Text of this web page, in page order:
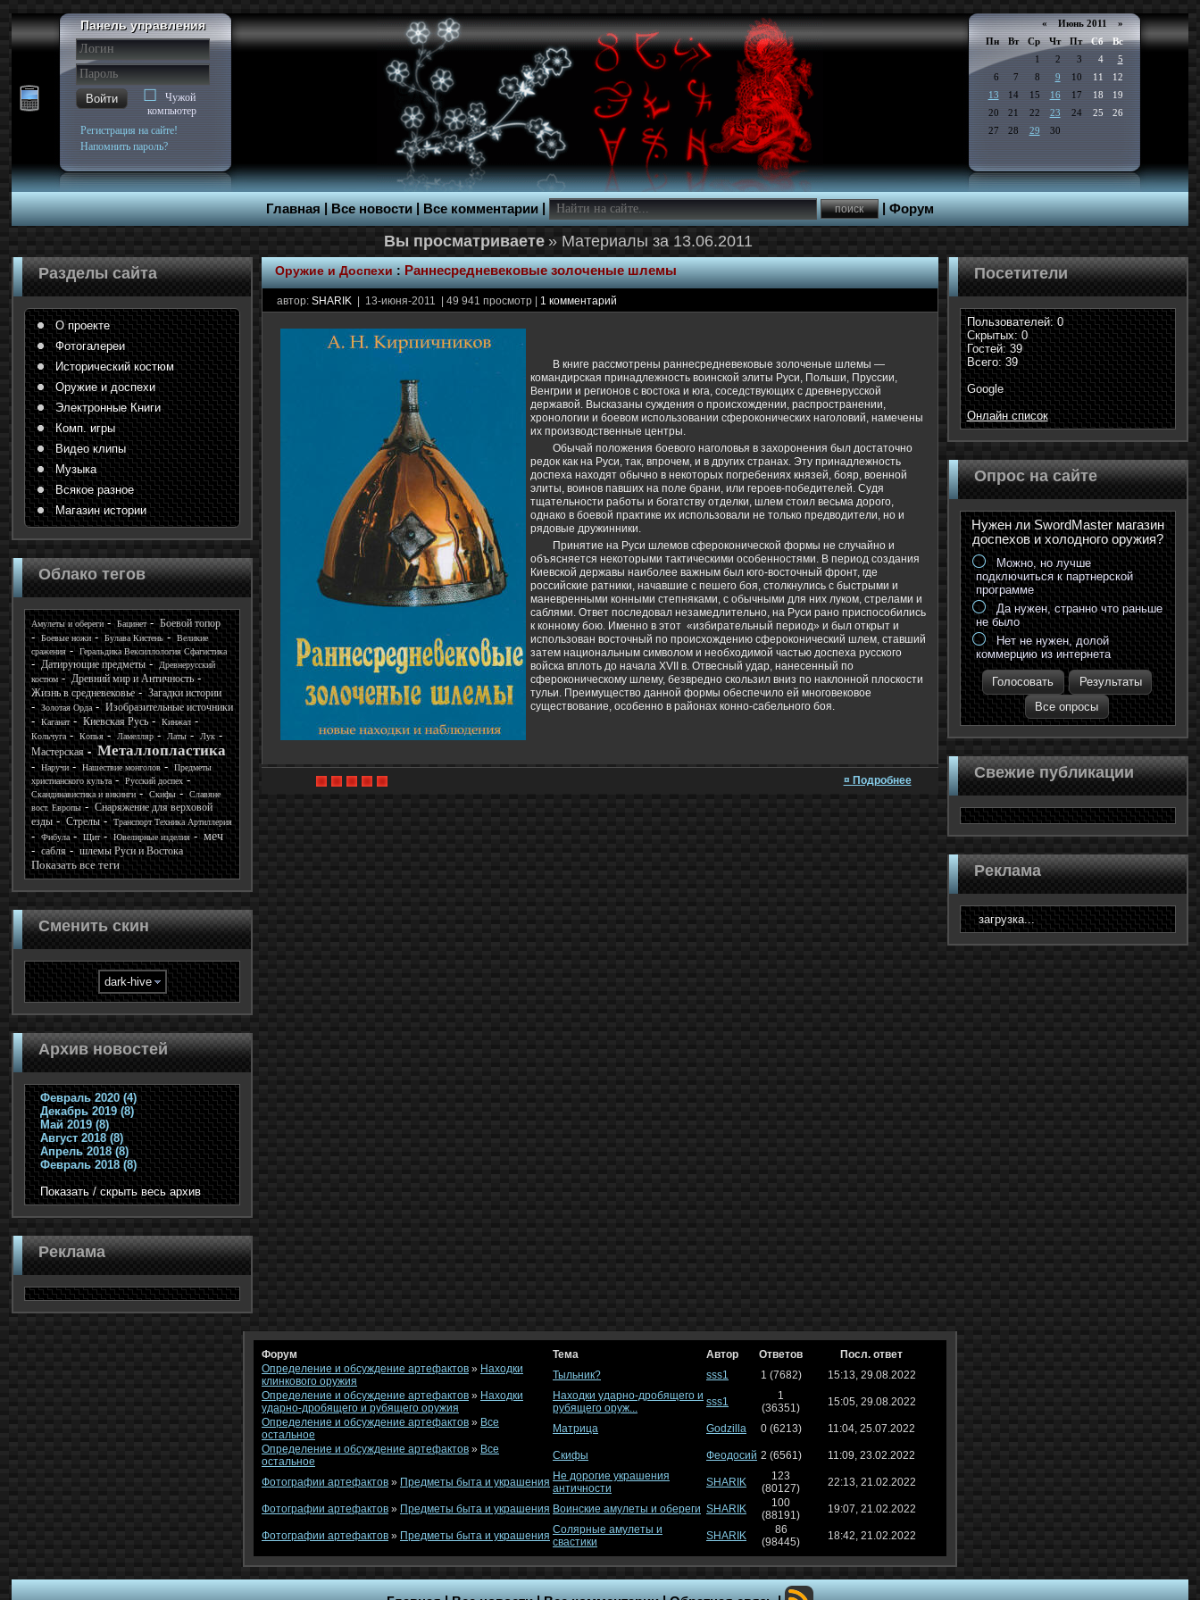
Панель управления
Войти
Чужой
компьютер
Регистрация на сайте!
Напомнить пароль?
«Июнь 2011»
Пн
Вт Ср Чт Пт Сб
Вс
1
2 3 4
5
6
7 8 9 10 11
12
13
14 15 16 17 18
19
20
21 22 23 24 25
26
27
28 29 30
Главная|Все новости|Все комментарии| |Форум
» Материалы за 13.06.2011
Оружие и Доспехи: Раннесредневековые золоченые шлемы
автор:SHARIK | 13-июня-2011 | 49 941 просмотр | 1 комментарий
В книге рассмотрены раннесредневековые золоченые шлемы —
командирская принадлежность воинской элиты Руси, Польши, Пруссии,
Венгрии и регионов с востока и юга, соседствующих с древнерусской
державой. Высказаны суждения о происхождении, распространении,
хронологии и боевом использовании сфероконических наголовий, намечены
их производственные центры.
Обычай положения боевого наголовья в захоронения был достаточно
редок как на Руси, так, впрочем, и в других странах. Эту принадлежность
доспеха находят обычно в некоторых погребениях князей, бояр, военной
элиты, воинов павших на поле брани, или героев-победителей. Судя
тщательности работы и богатству отделки, шлем стоил весьма дорого,
однако в боевой практике их использовали не только предводители, но и
рядовые дружинники.
Принятие на Руси шлемов сфероконической формы не случайно и
объясняется некоторыми тактическими особенностями. В период создания
Киевской державы наиболее важным был юго-восточный фронт, где
российские ратники, начавшие с пешего боя, столкнулись с быстрыми и
маневренными конными степняками, с обычными для них луком, стрелами и
саблями. Ответ последовал незамедлительно, нa Руси рано приспособились
к конному бою. Именно в этот «избирательный период» и был открыт и
использован восточный по происхождению сфероконический шлем, ставший
затем национальным символом и необходимой частью доспеха русского
войска вплоть до начала XVII в. Отвесный удаp, нанесенный по
сфероконическому шлему, безвредно скользил вниз по наклонной плоскости
тульи. Преимущество данной формы обеспечило ей многовековое
существование, особенно в районах конно-сабельного боя.
¤ Подробнее
Разделы сайта
О проекте
Фотогалереи
Исторический костюм
Оружие и доспехи
Электронные Книги
Комп. игры
Видео клипы
Музыка
Всякое разное
Магазин истории
Облако тегов
Амулеты и обереги Бацинет Боевой топор
Боевые ножи Булава Кистень
Великие
сражения
Геральдика Вексиллология Сфагистика
Датирующие предметы
Древнерусский
костюм
Древний мир и Античность
Жизнь в средневековье
Загадки истории
Золотая Орда Изобразительные источники
Каганат Киевская Русь
Кинжал
Кольчуга
Копья Ламелляр Латы Лук
Мастерская Металлопластика
Наручи Нашествие монголов
Предметы
христианского культа
Русский доспех
Скандинавистика и викинги
Скифы
Славяне
вост. Европы
Снаряжение для верховой
езды
Стрелы
Транспорт Техника Артиллерия
Фибула
Щит Ювелирные изделия меч
сабля шлемы Руси и Востока
Показать все теги
Сменить скин
Архив новостей
Февраль 2020 (4)
Декабрь 2019 (8)
Май 2019 (8)
Август 2018 (8)
Апрель 2018 (8)
Февраль 2018 (8)
Показать / скрыть весь архив
Реклама
Посетители
Пользователей: 0
Скрытых: 0
Гостей: 39
Всего: 39
Google
Онлайн список
Опрос на сайте
Нужен ли SwordMaster магазин
доспехов и холодного оружия?
Можно, но лучше
подключиться к партнерской
программе
Да нужен, странно что раньше
не было
Нет не нужен, долой
коммерцию из интернета
Голосовать
Результаты
Все опросы
Свежие публикации
Реклама
загрузка...
Форум Тема Автор Ответов
Посл. ответ
Определение и обсуждение артефактов » Находки
клинкового оружия
Тыльник? sss1 1 (7682)
15:13, 29.08.2022
Определение и обсуждение артефактов » Находки
ударно-дробящего и рубящего оружия
Находки ударно-дробящего и
рубящего оруж...
sss1
1
(36351)
15:05, 29.08.2022
Определение и обсуждение артефактов » Все
остальное
Матрица Godzilla 0 (6213)
11:04, 25.07.2022
Определение и обсуждение артефактов » Все
остальное
Скифы Феодосий 2 (6561) 11:09, 23.02.2022
Фотографии артефактов » Предметы быта и украшения Не дорогие украшения
античности
SHARIK
123
(80127)
22:13, 21.02.2022
Фотографии артефактов » Предметы быта и украшения Воинские амулеты и обереги SHARIK
100
(88191)
19:07, 21.02.2022
Фотографии артефактов » Предметы быта и украшения Солярные амулеты и
свастики
SHARIK
86
(98445)
18:42, 21.02.2022